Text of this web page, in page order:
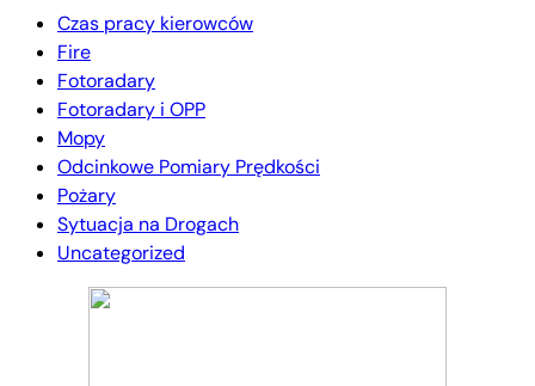
Czas pracy kierowców
Fire
Fotoradary
Fotoradary i OPP
Mopy
Odcinkowe Pomiary Prędkości
Pożary
Sytuacja na Drogach
Uncategorized